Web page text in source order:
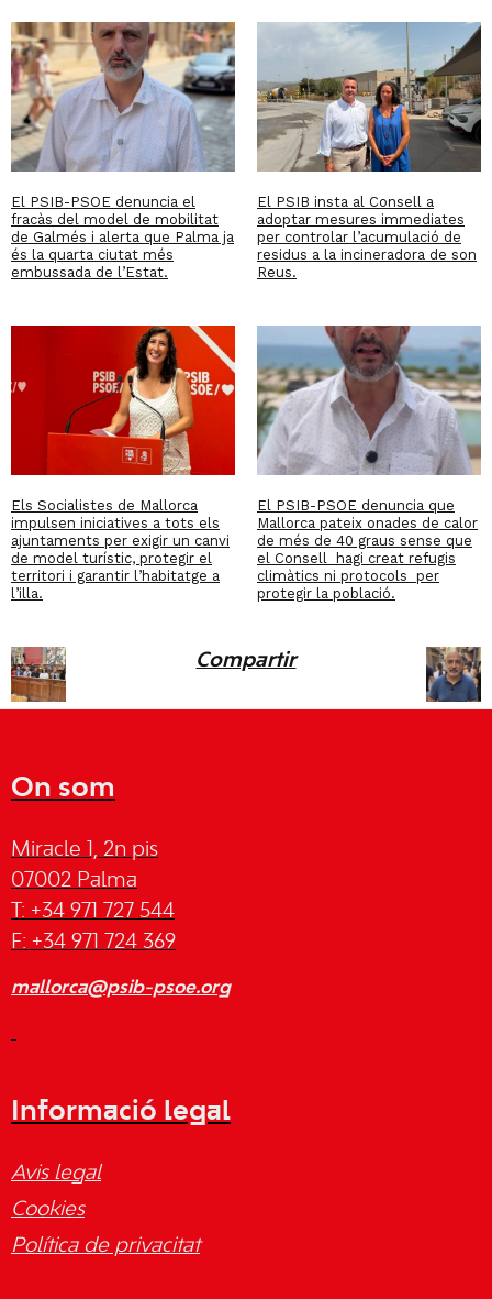
El PSIB-PSOE denuncia el
fracàs del model de mobilitat
de Galmés i alerta que Palma ja
és la quarta ciutat més
embussada de l’Estat.
El PSIB insta al Consell a
adoptar mesures immediates
per controlar l’acumulació de
residus a la incineradora de son
Reus.
Els Socialistes de Mallorca
impulsen iniciatives a tots els
ajuntaments per exigir un canvi
de model turístic, protegir el
territori i garantir l’habitatge a
l’illa.
El PSIB-PSOE denuncia que
Mallorca pateix onades de calor
de més de 40 graus sense que
el Consell hagi creat refugis
climàtics ni protocols per
protegir la població.
Compartir
On som
Miracle 1, 2n pis
07002 Palma
T: +34 971 727 544
F: +34 971 724 369
mallorca@psib-psoe.org
Informació legal
Avis legal
Cookies
Política de privacitat